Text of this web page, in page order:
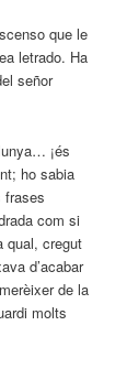
que le
letrado. Ha
señor
¡és
ho sabia
frases
com si
qual, cregut
d’acabar
de la
molts